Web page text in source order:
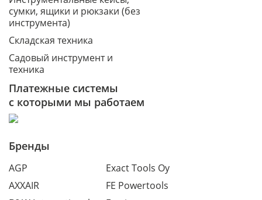
сумки, ящики и рюкзаки (без
инструмента)
Складская техника
Садовый инструмент и
техника
Платежные системы
с которыми мы работаем
Бренды
AGP
AXXAIR
Exact Tools Oy
FE Powertools